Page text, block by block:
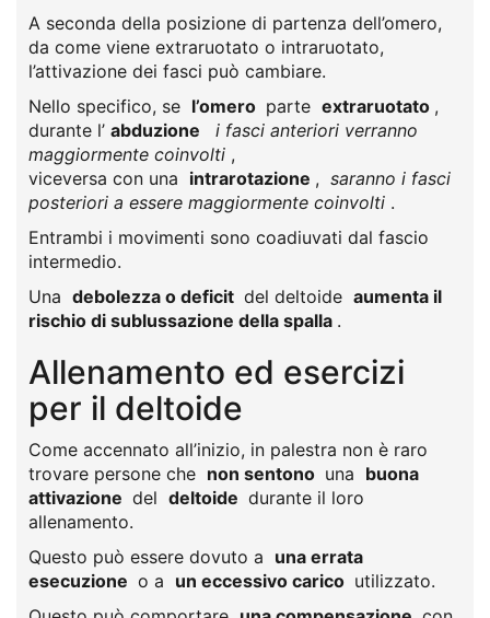
A seconda della posizione di partenza dell’omero,
da come viene extraruotato o intraruotato,
l’attivazione dei fasci può cambiare.
Nello specifico, se l’omero parte extraruotato ,
durante l’ abduzione
i fasci anteriori verranno
maggiormente coinvolti ,
viceversa con una intrarotazione , saranno i fasci
posteriori a essere maggiormente coinvolti .
Entrambi i movimenti sono coadiuvati dal fascio
intermedio.
Una debolezza o deficit del deltoide aumenta il
rischio di sublussazione della spalla .
Allenamento ed esercizi
per il deltoide
Come accennato all’inizio, in palestra non è raro
trovare persone che non sentono una buona
attivazione del deltoide durante il loro
allenamento.
Questo può essere dovuto a una errata
esecuzione o a un eccessivo carico utilizzato.